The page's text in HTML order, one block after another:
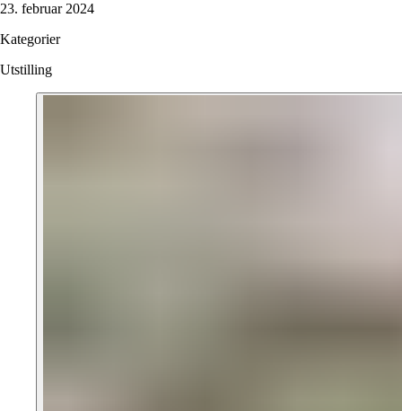
23. februar 2024
Kategorier
Utstilling